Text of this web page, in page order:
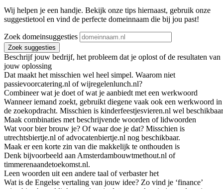
Wij helpen je een handje. Bekijk onze tips hiernaast, gebruik onze
suggestietool en vind de perfecte domeinnaam die bij jou past!
Zoek domeinsuggesties
Zoek suggesties
Beschrijf jouw bedrijf, het probleem dat je oplost of de resultaten van
jouw oplossing
Dat maakt het misschien wel heel simpel. Waarom niet
passievoorcatering.nl of wijregelenlunch.nl?
Combineer wat je doet of wat je aanbiedt met een werkwoord
Wanneer iemand zoekt, gebruikt diegene vaak ook een werkwoord in
de zoekopdracht. Misschien is kinderfeestjesvieren.nl wel
Maak combinaties met beschrijvende woorden of lidwoorden
Wat voor bier brouw je? Of waar doe je dat? Misschien is
utrechtsbiertje.nl of advocatenbiertje.nl nog beschikbaar.
Maak er een korte zin van die makkelijk te onthouden is
Denk bijvoorbeeld aan Amsterdambouwtmethout.nl of
timmerenaandetoekomst.nl.
Leen woorden uit een andere taal of verbaster het
Wat is de Engelse vertaling van jouw idee? Zo vind je ‘finance’